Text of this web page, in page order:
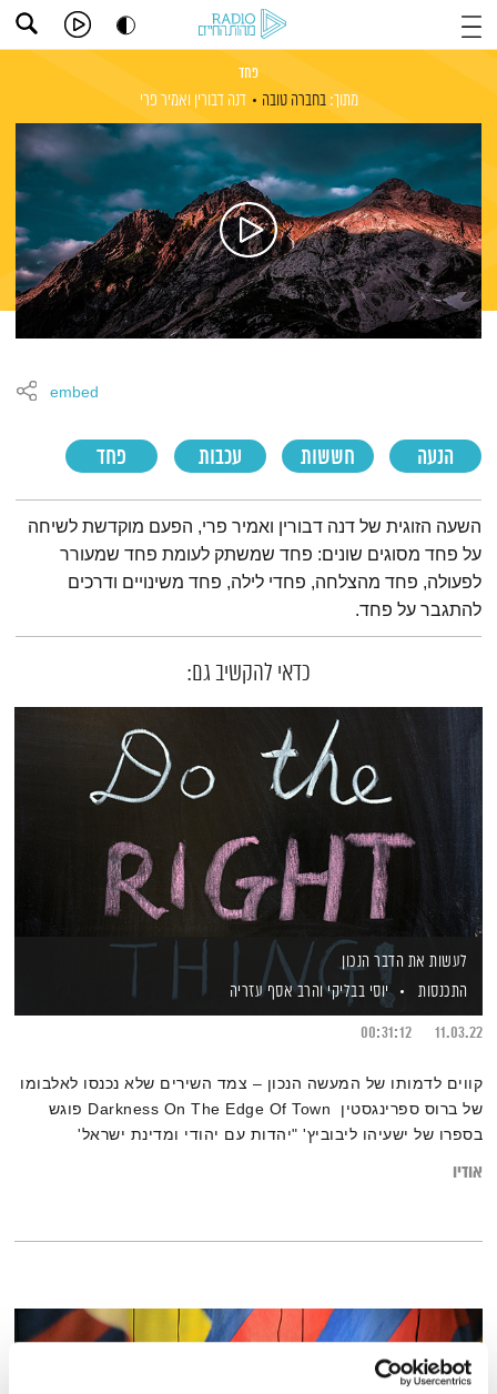
פחד
מתוך: בחברה טובה דנה דבורין ואמיר פרי
הנעה חששות עכבות פחד
embed
תמצית הפודקאסט
השעה הזוגית של דנה דבורין ואמיר פרי, הפעם מוקדשת לשיחה
על פחד מסוגים שונים: פחד שמשתק לעומת פחד שמעורר
לפעולה, פחד מהצלחה, פחדי לילה, פחד משינויים ודרכים
להתגבר על פחד.
כדאי להקשיב גם:
לעשות את הדבר הנכון
התכנסות
יוסי בבליקיוהרב אסף עזריה
11.03.22
00:31:12
קווים לדמותו של המעשה הנכון – צמד השירים שלא נכנסו לאלבומו
של ברוס ספרינגסטין Darkness On The Edge Of Town פוגש
בספרו של ישעיהו ליבוביץ' "יהדות עם יהודי ומדינת ישראל'
אודיו